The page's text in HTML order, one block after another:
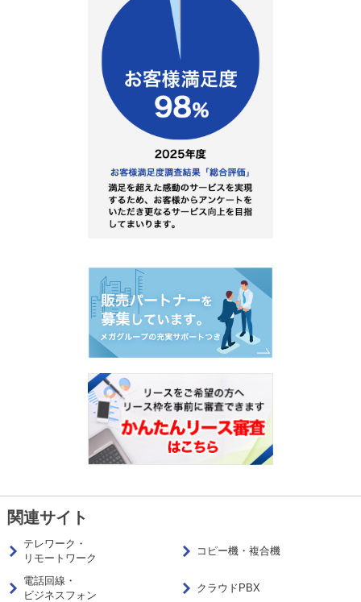
関連サイト
テレワーク・
リモートワーク
コピー機・複合機
電話回線・
ビジネスフォン
クラウドPBX